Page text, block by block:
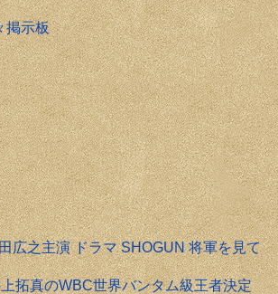
掲示板
広之主演 ドラマ SHOGUN 将軍を見て
拓真のWBC世界バンタム級王者決定